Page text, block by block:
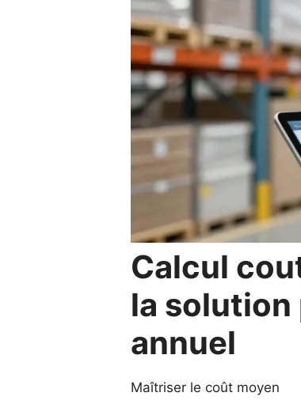
Calcul
la solution
annuel
Maîtriser le coût moyen